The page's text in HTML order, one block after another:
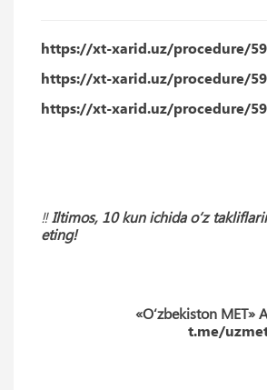
https://xt-xarid.uz/procedure/
https://xt-xarid.uz/procedure/
https://xt-xarid.uz/procedure/
‼️ Iltimos, 10 kun ichida o‘z
eting!
«O‘zbekiston MET»
t.me/